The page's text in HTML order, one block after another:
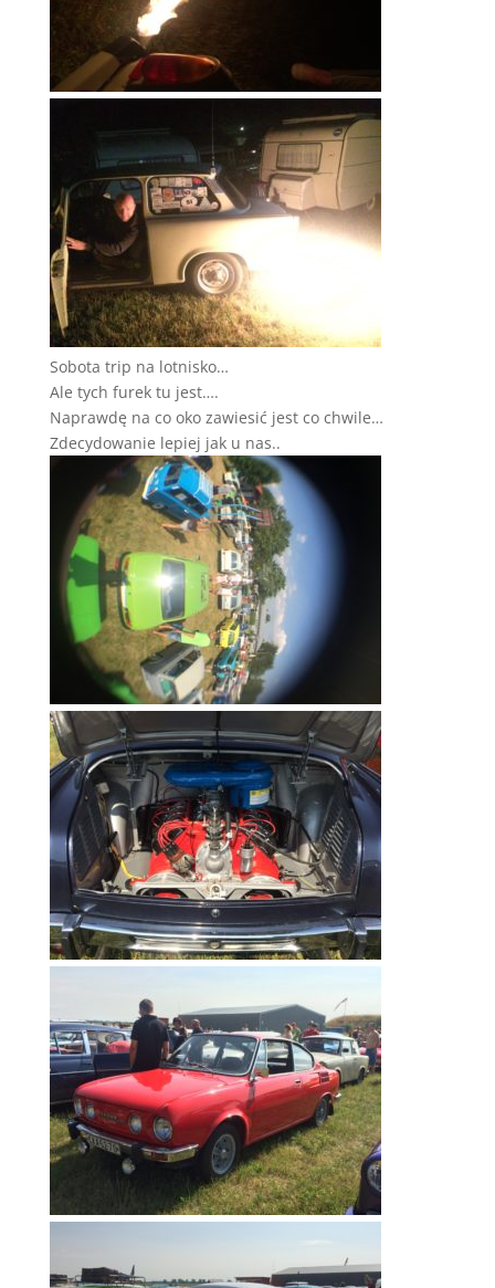
Sobota trip na lotnisko…
Ale tych furek tu jest….
Naprawdę na co oko zawiesić jest co chwile…
Zdecydowanie lepiej jak u nas..